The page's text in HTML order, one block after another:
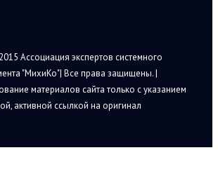
Ассоциация экспертов системного
"МихиКо"| Все права защищены. |
материалов сайта только с указанием
активной ссылкой на оригинал